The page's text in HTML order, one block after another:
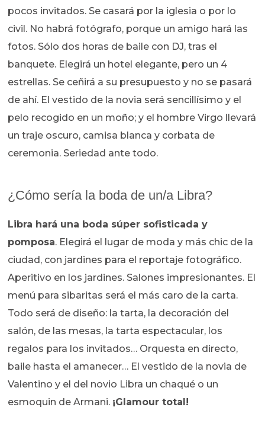
pocos invitados. Se casará por la iglesia o por lo
civil. No habrá fotógrafo, porque un amigo hará las
fotos. Sólo dos horas de baile con DJ, tras el
banquete. Elegirá un hotel elegante, pero un 4
estrellas. Se ceñirá a su presupuesto y no se pasará
de ahí. El vestido de la novia será sencillísimo y el
pelo recogido en un moño; y el hombre Virgo llevará
un traje oscuro, camisa blanca y corbata de
ceremonia. Seriedad ante todo.
¿Cómo sería la boda de un/a Libra?
Libra hará una boda súper sofisticada y
pomposa. Elegirá el lugar de moda y más chic de la
ciudad, con jardines para el reportaje fotográfico.
Aperitivo en los jardines. Salones impresionantes. El
menú para sibaritas será el más caro de la carta.
Todo será de diseño: la tarta, la decoración del
salón, de las mesas, la tarta espectacular, los
regalos para los invitados… Orquesta en directo,
baile hasta el amanecer… El vestido de la novia de
Valentino y el del novio Libra un chaqué o un
esmoquin de Armani. ¡Glamour total!